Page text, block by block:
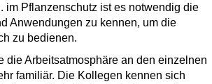
im Pflanzenschutz ist es notwendig die
Anwendungen zu kennen, um die
zu bedienen.
die Arbeitsatmosphäre an den einzelnen
familiär. Die Kollegen kennen sich